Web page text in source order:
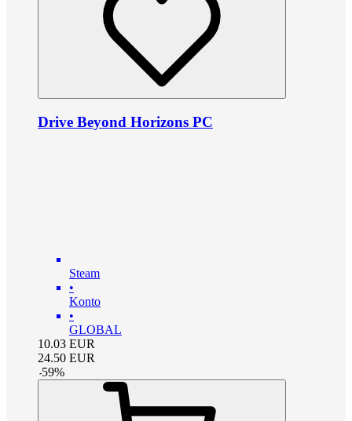
Drive Beyond Horizons PC
Steam
•
Konto
•
GLOBAL
10.03 EUR
24.50 EUR
-59%